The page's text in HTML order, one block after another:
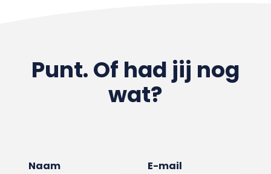
Punt. Of had jij nog
wat?
Naam E-mail